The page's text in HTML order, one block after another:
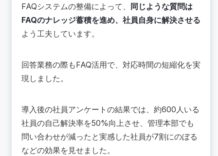
FAQシステムの整備によって、
同じような質問は
FAQのナレッジ蓄積を進め、社員自身に解決させる
よう工夫しています。
回答業務の際もFAQ活用で、対応時間の短縮化を実
現しました。
導入後の社員アンケートの結果では、約600人いる
社員の自己解決率を50%向上させ、管理本部でも
問い合わせが減ったと実感した社員が7割にのぼる
などの効果を見せました。